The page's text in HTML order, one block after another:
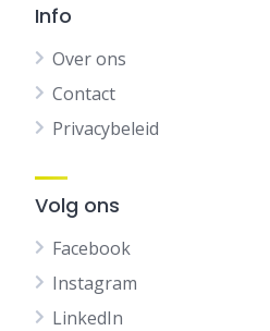
Info
Over ons
Contact
Privacybeleid
Volg ons
Facebook
Instagram
LinkedIn